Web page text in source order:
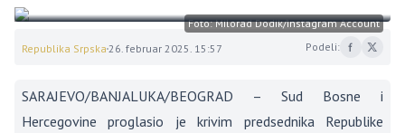
Foto: Milorad Dodik/Instagram Account
Republika Srpska 26. februar 2025. 15:57 Podeli:
SARAJEVO/BANJALUKA/BEOGRAD – Sud Bosne i
Hercegovine proglasio je krivim predsednika Republike